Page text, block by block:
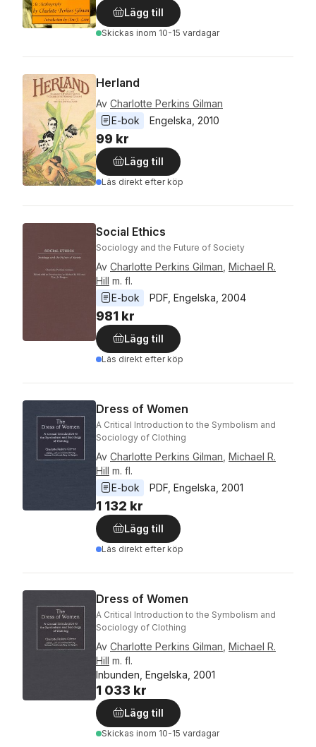
Lägg till
Skickas inom 10-15 vardagar
Herland
Av Charlotte Perkins Gilman
E-bok
Engelska 2010
99 kr
Lägg till
Läs direkt efter köp
Social Ethics
Sociology and the Future of Society
Av Charlotte Perkins Gilman Michael R.
Hill m. fl.
E-bok
PDF Engelska 2004
981 kr
Lägg till
Läs direkt efter köp
Dress of Women
A Critical Introduction to the Symbolism and
Sociology of Clothing
Av Charlotte Perkins Gilman Michael R.
Hill m. fl.
E-bok
PDF Engelska 2001
1 132 kr
Lägg till
Läs direkt efter köp
Dress of Women
A Critical Introduction to the Symbolism and
Sociology of Clothing
Av Charlotte Perkins Gilman Michael R.
Hill m. fl.
Inbunden, Engelska, 2001
1 033 kr
Lägg till
Skickas inom 10-15 vardagar